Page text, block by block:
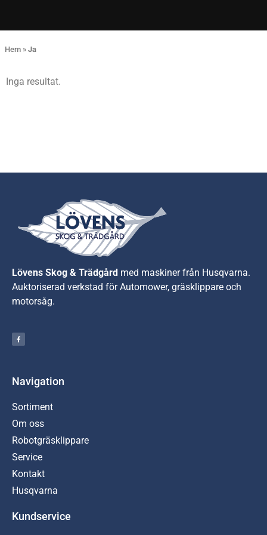
Hem » Ja
Inga resultat.
Lövens Skog & Trädgård med maskiner från Husqvarna.
Auktoriserad verkstad för Automower, gräsklippare och
motorsåg.
Navigation
Sortiment
Om oss
Robotgräsklippare
Service
Kontakt
Husqvarna
Kundservice